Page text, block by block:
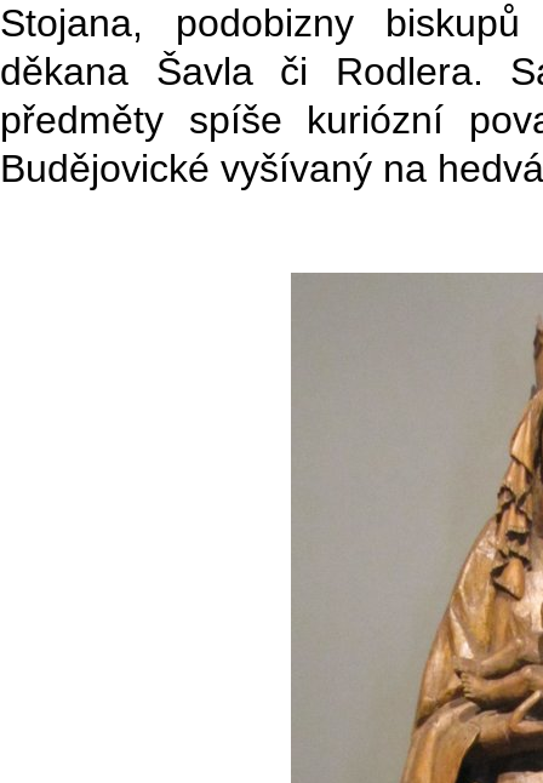
Stojana, podobizny
děkana Šavla či Rodlera.
předměty spíše kuriózní
Budějovické vyšívaný na